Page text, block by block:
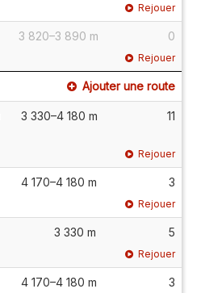
Rejouer
3 820–3 890 m 0
Rejouer
Ajouter une route
3 330–4 180 m 11
Rejouer
4 170–4 180 m 3
Rejouer
3 330 m 5
Rejouer
4 170–4 180 m 3